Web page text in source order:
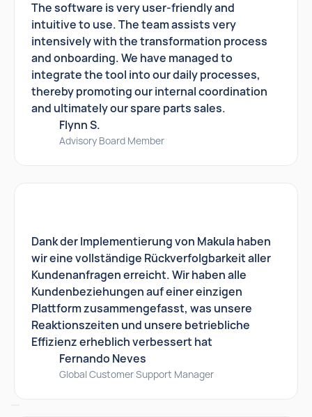
The software is very user-friendly and
intuitive to use. The team assists very
intensively with the transformation process
and onboarding. We have managed to
integrate the tool into our daily processes,
thereby promoting our internal coordination
and ultimately our spare parts sales.
Flynn S.
Advisory Board Member
Dank der Implementierung von Makula haben
wir eine vollständige Rückverfolgbarkeit aller
Kundenanfragen erreicht. Wir haben alle
Kundenbeziehungen auf einer einzigen
Plattform zusammengefasst, was unsere
Reaktionszeiten und unsere betriebliche
Effizienz erheblich verbessert hat
Fernando Neves
Global Customer Support Manager